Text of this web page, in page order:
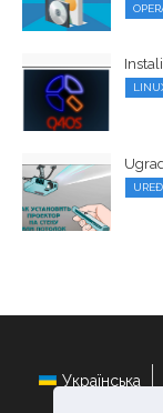
Українська